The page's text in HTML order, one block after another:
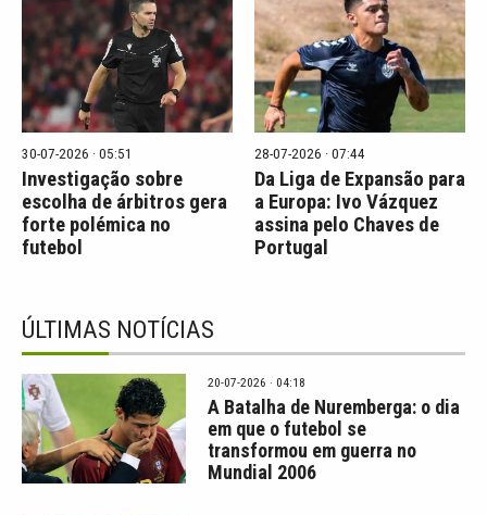
30-07-2026 · 05:51
Investigação sobre
escolha de árbitros gera
forte polémica no
futebol
28-07-2026 · 07:44
Da Liga de Expansão para
a Europa: Ivo Vázquez
assina pelo Chaves de
Portugal
ÚLTIMAS NOTÍCIAS
20-07-2026 · 04:18
A Batalha de Nuremberga: o dia
em que o futebol se
transformou em guerra no
Mundial 2006